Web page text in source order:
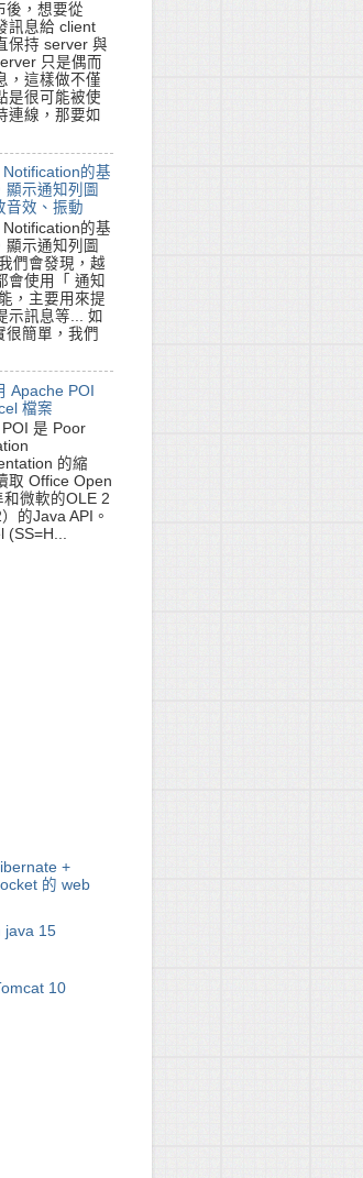
後，想要從
訊息給 client
保持 server 與
只是偶而
，這樣做不僅
是很可能被使
連線，那要如
的基
顯示通知列圖
音效、振動
的基
顯示通知列圖
們會發現，越
會使用「 通知
，主要用來提
示訊息等... 如
簡單，我們
Apache POI
檔案
是 Poor
的縮
取 Office Open
微軟的OLE 2
的Java API。
(SS=H...
+
的 web
java 15
10